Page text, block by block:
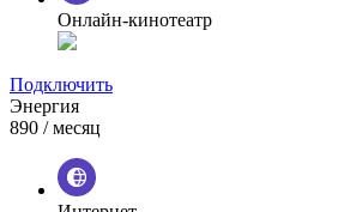
Онлайн-кинотеатр
Подключить
Энергия
890 / месяц